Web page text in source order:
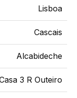
Lisboa
Cascais
Alcabideche
3 R Outeiro